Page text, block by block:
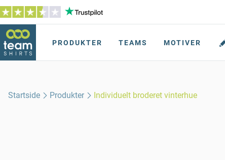
PRODUKTER TEAMS MOTIVER
Startside Produkter Individuelt broderet vinterhue